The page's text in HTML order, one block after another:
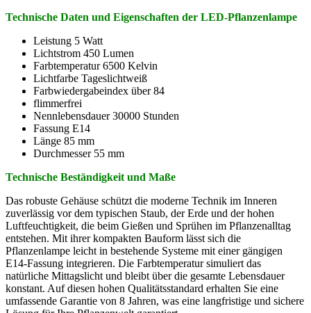
Technische Daten und Eigenschaften der LED-Pflanzenlampe
Leistung 5 Watt
Lichtstrom 450 Lumen
Farbtemperatur 6500 Kelvin
Lichtfarbe Tageslichtweiß
Farbwiedergabeindex über 84
flimmerfrei
Nennlebensdauer 30000 Stunden
Fassung E14
Länge 85 mm
Durchmesser 55 mm
Technische Beständigkeit und Maße
Das robuste Gehäuse schützt die moderne Technik im Inneren
zuverlässig vor dem typischen Staub, der Erde und der hohen
Luftfeuchtigkeit, die beim Gießen und Sprühen im Pflanzenalltag
entstehen. Mit ihrer kompakten Bauform lässt sich die
Pflanzenlampe leicht in bestehende Systeme mit einer gängigen
E14-Fassung integrieren. Die Farbtemperatur simuliert das
natürliche Mittagslicht und bleibt über die gesamte Lebensdauer
konstant. Auf diesen hohen Qualitätsstandard erhalten Sie eine
umfassende Garantie von 8 Jahren, was eine langfristige und sichere